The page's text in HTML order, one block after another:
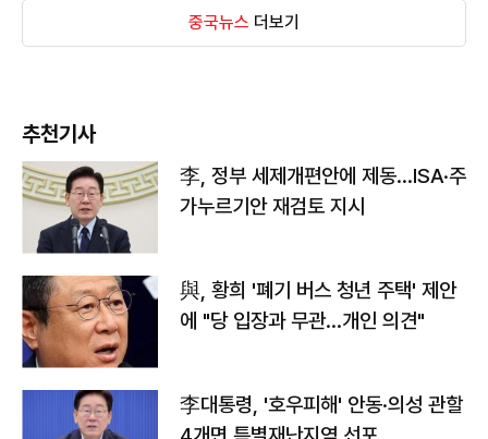
중국뉴스 더보기
추천기사
李, 정부 세제개편안에 제동…ISA·주
가누르기안 재검토 지시
與, 황희 '폐기 버스 청년 주택' 제안
에 "당 입장과 무관…개인 의견"
李대통령, '호우피해' 안동·의성 관할